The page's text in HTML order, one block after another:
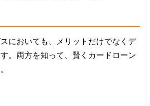
においても、メリットだけでなくデ
。両方を知って、賢くカードローン